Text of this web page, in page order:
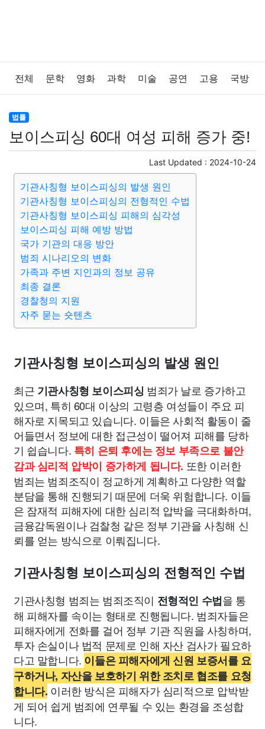
전체 문학 영화 과학 미술 공연 고용 국방
법률
보건 질병 가요 방송 일상 주식 암호화폐
블록체인 결혼 육아 반려동물 패션
증권 인테리어 요리 상품리뷰 원예
게임 스포츠 사진
맛집 IT 컴퓨터 기술 종교
의료 의학 경제
법률
보이스피싱 60대 여성 피해 증가 중!
Last Updated : 2024-10-24
기관사칭형 보이스피싱의 발생 원인
기관사칭형 보이스피싱의 전형적인 수법
기관사칭형 보이스피싱 피해의 심각성
보이스피싱 피해 예방 방법
국가 기관의 대응 방안
범죄 시나리오의 변화
가족과 주변 지인과의 정보 공유
최종 결론
경찰청의 지원
자주 묻는 숏텐츠
기관사칭형 보이스피싱의 발생 원인
최근 기관사칭형 보이스피싱 범죄가 날로 증가하고
있으며, 특히 60대 이상의 고령층 여성들이 주요 피
해자로 지목되고 있습니다. 이들은 사회적 활동이 줄
어들면서 정보에 대한 접근성이 떨어져 피해를 당하
기 쉽습니다. 특히 은퇴 후에는 정보 부족으로 불안
감과 심리적 압박이 증가하게 됩니다. 또한 이러한
범죄는 범죄조직이 정교하게 계획하고 다양한 역할
분담을 통해 진행되기 때문에 더욱 위험합니다. 이들
은 잠재적 피해자에 대한 심리적 압박을 극대화하며,
금융감독원이나 검찰청 같은 정부 기관을 사칭해 신
뢰를 얻는 방식으로 이뤄집니다.
기관사칭형 보이스피싱의 전형적인 수법
기관사칭형 범죄는 범죄조직이 전형적인 수법을 통
해 피해자를 속이는 형태로 진행됩니다. 범죄자들은
피해자에게 전화를 걸어 정부 기관 직원을 사칭하며,
투자 손실이나 법적 문제로 인해 자산 검사가 필요하
다고 말합니다. 이들은 피해자에게 신원 보증서를 요
구하거나, 자산을 보호하기 위한 조치로 협조를 요청
합니다. 이러한 방식은 피해자가 심리적으로 압박받
게 되어 쉽게 범죄에 연루될 수 있는 환경을 조성합
니다.